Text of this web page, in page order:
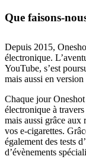
Que faisons-
Depuis 2015,
électronique.
YouTube, s’est
mais aussi en
Chaque jour
électronique à
mais aussi grâce
vos e-cigarettes.
également des tests
d’évènements